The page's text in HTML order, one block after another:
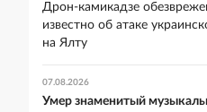
Дрон-камикадзе
известно об атаке
на Ялту
07.08.2026
Умер знаменитый